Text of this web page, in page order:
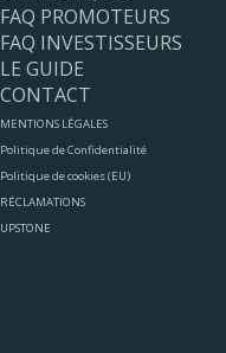
FAQ PROMOTEURS
FAQ INVESTISSEURS
LE GUIDE
CONTACT
MENTIONS LÉGALES
Politique de Confidentialité
Politique de cookies (EU)
RÉCLAMATIONS
UPSTONE